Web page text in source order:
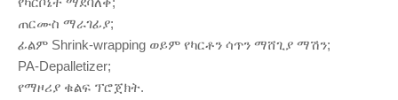
ጠርሙስ ማራገፊያ;
ፊልም Shrink-wrapping ወይም የካርቶን ሳጥን ማሸጊያ ማሽን;
PA-Depalletizer;
የማዞሪያ ቁልፍ ፕሮጀክት.